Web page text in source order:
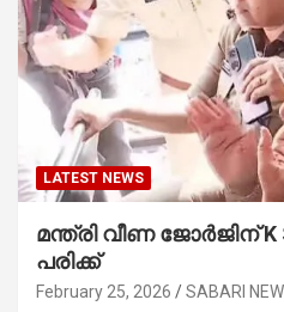
LATEST NEWS
മന്ത്രി വീണ ജോർജിന്
പരിക്ക്
February 25, 2026 SABARI